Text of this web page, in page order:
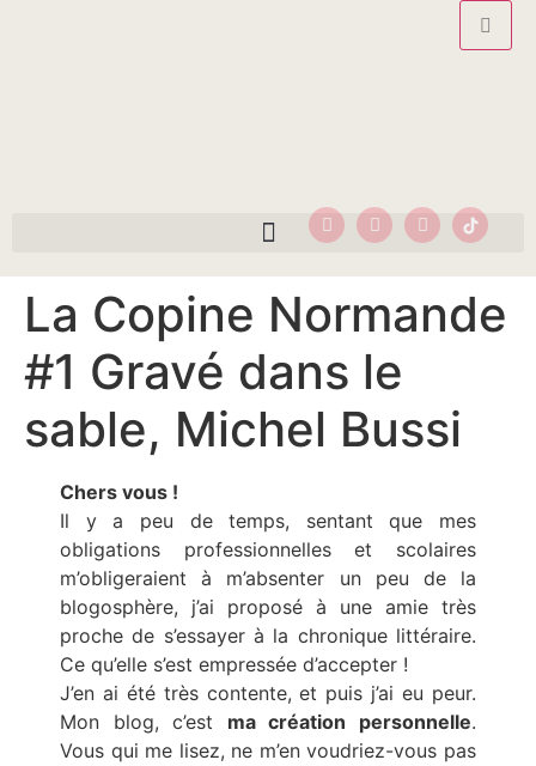
La Copine Normande
#1 Gravé dans le
sable, Michel Bussi
Chers vous !
Il y a peu de temps, sentant que mes
obligations professionnelles et scolaires
m’obligeraient à m’absenter un peu de la
blogosphère, j’ai proposé à une amie très
proche de s’essayer à la chronique littéraire.
Ce qu’elle s’est empressée d’accepter !
J’en ai été très contente, et puis j’ai eu peur.
Mon blog, c’est ma création personnelle.
Vous qui me lisez, ne m’en voudriez-vous pas